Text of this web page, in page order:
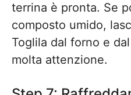
terrina è pronta. Se
composto umido,
Toglila dal forno e
molta attenzione.